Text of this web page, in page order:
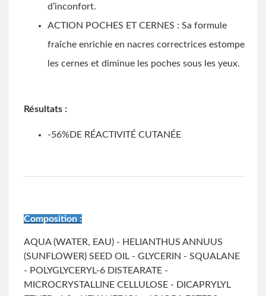
d’inconfort.
ACTION POCHES ET CERNES : Sa formule
fraîche enrichie en nacres correctrices estompe
les cernes et diminue les poches sous les yeux.
Résultats :
-56%DE RÉACTIVITÉ CUTANÉE
Composition :
AQUA (WATER, EAU) - HELIANTHUS ANNUUS
(SUNFLOWER) SEED OIL - GLYCERIN - SQUALANE
- POLYGLYCERYL-6 DISTEARATE -
MICROCRYSTALLINE CELLULOSE - DICAPRYLYL